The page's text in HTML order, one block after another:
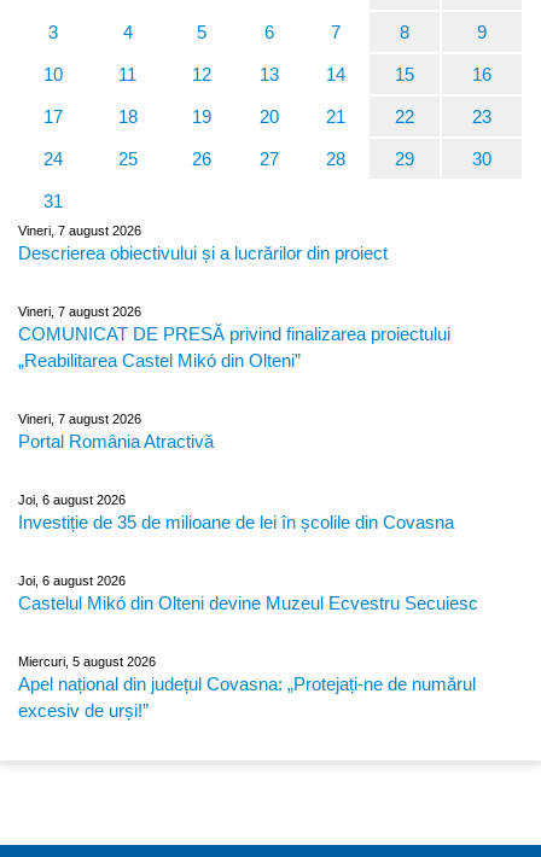
3 4 5 6 7 8 9
10 11 12 13 14 15 16
17 18 19 20 21 22 23
24 25 26 27 28 29 30
31
Vineri, 7 august 2026
Descrierea obiectivului și a lucrărilor din proiect
Vineri, 7 august 2026
COMUNICAT DE PRESĂ privind finalizarea proiectului
„Reabilitarea Castel Mikó din Olteni”
Vineri, 7 august 2026
Portal România Atractivă
Joi, 6 august 2026
Investiție de 35 de milioane de lei în școlile din Covasna
Joi, 6 august 2026
Castelul Mikó din Olteni devine Muzeul Ecvestru Secuiesc
Miercuri, 5 august 2026
Apel național din județul Covasna: „Protejați-ne de numărul
excesiv de urși!”